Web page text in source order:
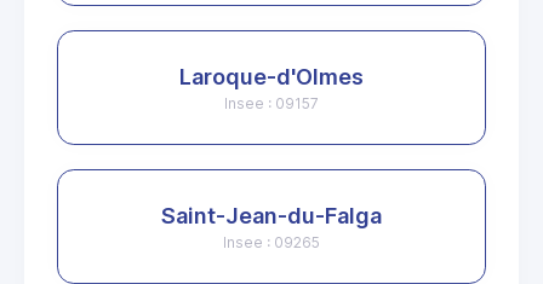
Laroque-d'Olmes
Insee : 09157
Saint-Jean-du-Falga
Insee : 09265